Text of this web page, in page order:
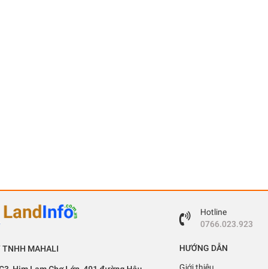
TNHH MAHALI
Hotline
0766.023.923
HƯỚNG DẪN